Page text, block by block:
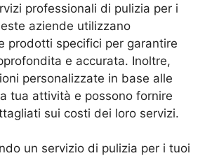
professionali di pulizia per i
aziende utilizzano
prodotti specifici per garantire
e accurata. Inoltre,
personalizzate in base alle
tua attività e possono fornire
sui costi dei loro servizi.
un servizio di pulizia per i tuoi